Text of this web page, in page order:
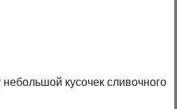
кусочек сливочного